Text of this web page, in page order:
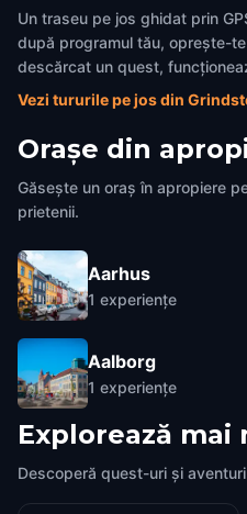
Un traseu pe jos ghidat prin
după programul tău, oprește-
descărcat un quest,
Vezi tururile pe jos din
Orașe din
Găsește un oraș în apropiere
prietenii.
Aarhus
1 experiențe
Aalborg
1 experiențe
Explorează mai
Descoperă quest-uri și